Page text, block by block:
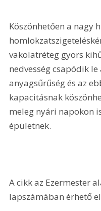
Köszönhetően a nagy
vakolatréteg gyors
nedvesség csapódik
anyagsűrűség és az
kapacitásnak
meleg nyári napokon
épületnek.
A cikk az Ezermester
lapszámában érhető